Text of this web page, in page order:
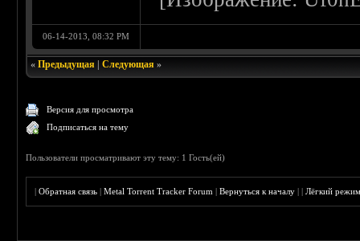
06-14-2013, 08:32 PM
«Предыдущая |Следующая »
Версия для просмотра
Подписаться на тему
Пользователи просматривают эту тему: 1 Гость(ей)
|Обратная связь |Metal Torrent Tracker Forum |Вернуться к началу ||Лёгкий